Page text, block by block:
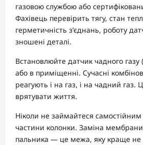
газовою службою або
Фахівець перевірить тягу, стан
герметичність з’єднань, роботу
зношені деталі.
Встановлюйте датчик чадного газу
або в приміщенні. Сучасні
реагують і на газ, і на чадний газ.
врятувати життя.
Ніколи не займайтеся
частини колонки. Заміна
пальника — це межа, яку краще не